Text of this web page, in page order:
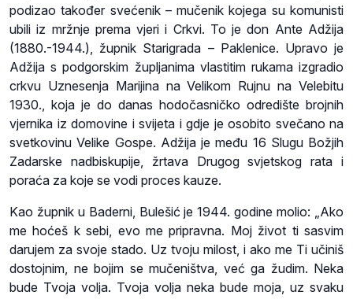
podizao također svećenik – mučenik kojega su komunisti
ubili iz mržnje prema vjeri i Crkvi. To je don Ante Adžija
(1880.-1944.), župnik Starigrada – Paklenice. Upravo je
Adžija s podgorskim župljanima vlastitim rukama izgradio
crkvu Uznesenja Marijina na Velikom Rujnu na Velebitu
1930., koja je do danas hodočasničko odredište brojnih
vjernika iz domovine i svijeta i gdje je osobito svečano na
svetkovinu Velike Gospe. Adžija je među 16 Slugu Božjih
Zadarske nadbiskupije, žrtava Drugog svjetskog rata i
poraća za koje se vodi proces kauze.
Kao župnik u Baderni, Bulešić je 1944. godine molio: „Ako
me hoćeš k sebi, evo me pripravna. Moj život ti sasvim
darujem za svoje stado. Uz tvoju milost, i ako me Ti učiniš
dostojnim, ne bojim se mučeništva, već ga žudim. Neka
bude Tvoja volja. Tvoja volja neka bude moja, uz svaku